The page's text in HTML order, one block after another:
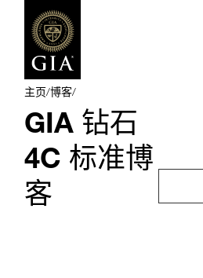
主页/博客/
GIA 钻石
4C 标准博
客